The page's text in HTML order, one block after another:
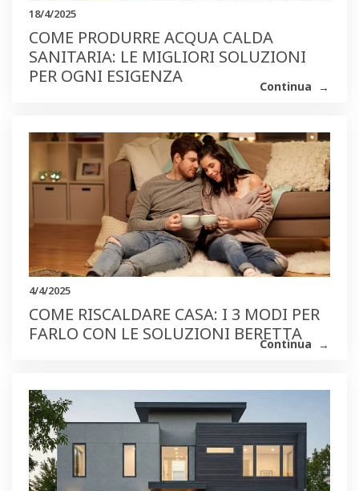
18/4/2025
COME PRODURRE ACQUA CALDA
SANITARIA: LE MIGLIORI SOLUZIONI
PER OGNI ESIGENZA
Continua
4/4/2025
COME RISCALDARE CASA: I 3 MODI PER
FARLO CON LE SOLUZIONI BERETTA
Continua